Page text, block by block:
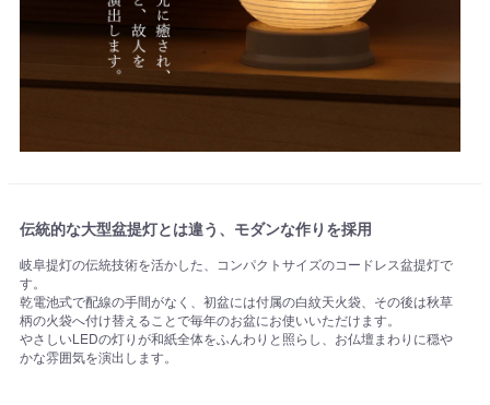
伝統的な大型盆提灯とは違う、モダンな作りを採用
岐阜提灯の伝統技術を活かした、コンパクトサイズのコードレス盆提灯で
す。
乾電池式で配線の手間がなく、初盆には付属の白紋天火袋、その後は秋草
柄の火袋へ付け替えることで毎年のお盆にお使いいただけます。
やさしいLEDの灯りが和紙全体をふんわりと照らし、お仏壇まわりに穏や
かな雰囲気を演出します。